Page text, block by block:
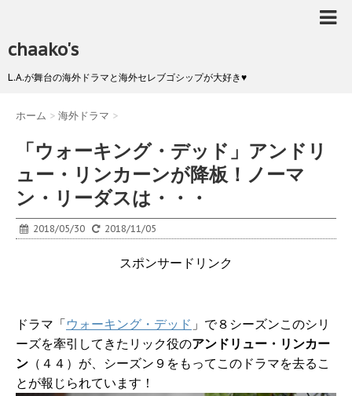
chaako's
L.A.が舞台の海外ドラマと海外セレブゴシップが大好き♥
ホーム > 海外ドラマ >
「ウォーキング・デッド」アンドリ
ュー・リンカーンが降板！ノーマ
ン・リーダスは・・・
2018/05/30 2018/11/05
スポンサードリンク
ドラマ「ウォーキング・デッド 」で８シーズンこのシリ
ーズを牽引してきたリック役のアンドリュー・リンカー
ン （４４）が、シーズン９をもってこのドラマを去るこ
とが報じられています！